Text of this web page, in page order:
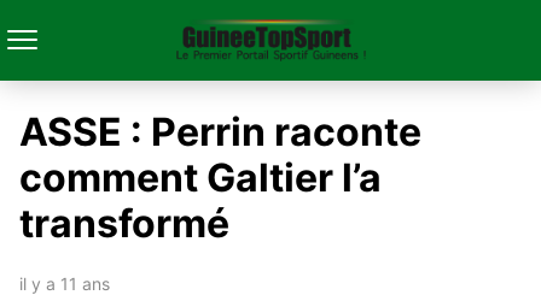
ASSE : Perrin raconte
comment Galtier l’a
transformé
il y a 11 ans